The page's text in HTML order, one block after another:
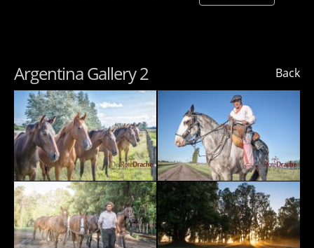
Back
Argentina Gallery 2